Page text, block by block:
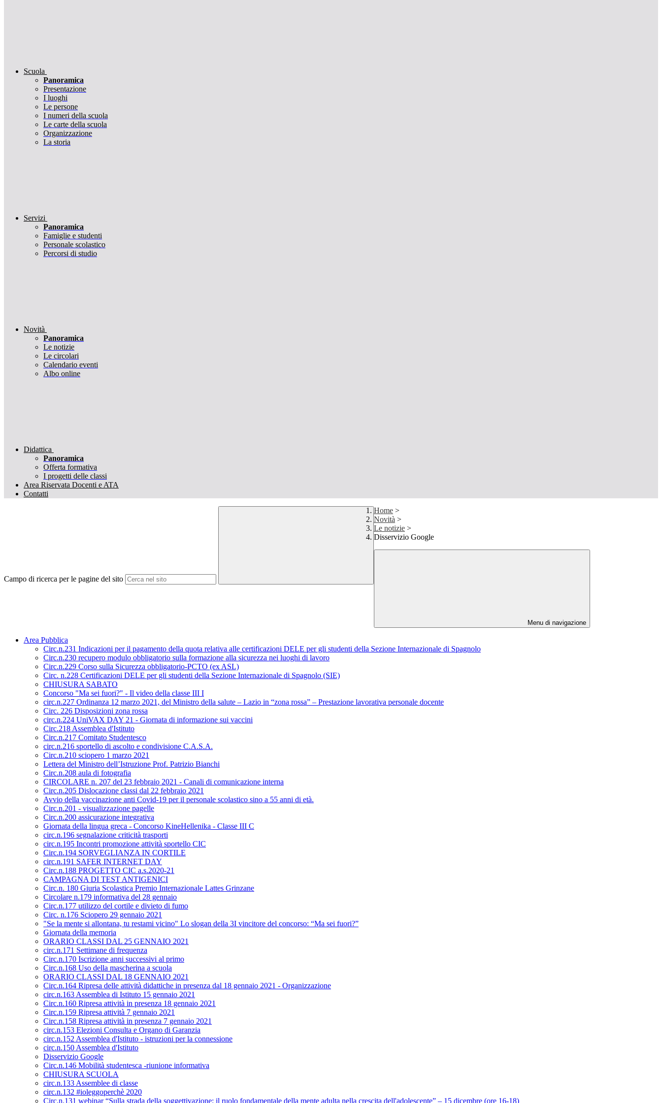
Scuola
Panoramica
Presentazione
I luoghi
Le persone
I numeri della scuola
Le carte della scuola
Organizzazione
La storia
Servizi
Panoramica
Famiglie e studenti
Personale scolastico
Percorsi di studio
Novità
Panoramica
Le notizie
Le circolari
Calendario eventi
Albo online
Didattica
Panoramica
Offerta formativa
I progetti delle classi
Area Riservata Docenti e ATA
Contatti
Campo di ricerca per le pagine del sito
Home >
Novità >
Le notizie >
Disservizio Google
Menu di navigazione
Area Pubblica
Circ.n.231 Indicazioni per il pagamento della quota relativa alle certificazioni DELE per gli studenti della Sezione Internazionale di Spagnolo
Circ.n.230 recupero modulo obbligatorio sulla formazione alla sicurezza nei luoghi di lavoro
Circ.n.229 Corso sulla Sicurezza obbligatorio-PCTO (ex ASL)
Circ. n.228 Certificazioni DELE per gli studenti della Sezione Internazionale di Spagnolo (SIE)
CHIUSURA SABATO
Concorso "Ma sei fuori?" - Il video della classe III I
circ.n.227 Ordinanza 12 marzo 2021, del Ministro della salute – Lazio in “zona rossa” – Prestazione lavorativa personale docente
Circ. 226 Disposizioni zona rossa
circ.n.224 UniVAX DAY 21 - Giornata di informazione sui vaccini
Circ.218 Assemblea d'Istituto
Circ.n.217 Comitato Studentesco
circ.n.216 sportello di ascolto e condivisione C.A.S.A.
Circ.n.210 sciopero 1 marzo 2021
Lettera del Ministro dell’Istruzione Prof. Patrizio Bianchi
Circ.n.208 aula di fotografia
CIRCOLARE n. 207 del 23 febbraio 2021 - Canali di comunicazione interna
Circ.n.205 Dislocazione classi dal 22 febbraio 2021
Avvio della vaccinazione anti Covid-19 per il personale scolastico sino a 55 anni di età.
Circ.n.201 - visualizzazione pagelle
Circ.n.200 assicurazione integrativa
Giornata della lingua greca - Concorso KineHellenika - Classe III C
circ.n.196 segnalazione criticità trasporti
circ.n.195 Incontri promozione attività sportello CIC
Circ.n.194 SORVEGLIANZA IN CORTILE
circ.n.191 SAFER INTERNET DAY
Circ.n.188 PROGETTO CIC a.s.2020-21
CAMPAGNA DI TEST ANTIGENICI
Circ.n. 180 Giuria Scolastica Premio Internazionale Lattes Grinzane
Circolare n.179 informativa del 28 gennaio
Circ.n.177 utilizzo del cortile e divieto di fumo
Circ. n.176 Sciopero 29 gennaio 2021
"Se la mente si allontana, tu restami vicino" Lo slogan della 3I vincitore del concorso: “Ma sei fuori?”
Giornata della memoria
ORARIO CLASSI DAL 25 GENNAIO 2021
circ.n.171 Settimane di frequenza
Circ.n.170 Iscrizione anni successivi al primo
Circ.n.168 Uso della mascherina a scuola
ORARIO CLASSI DAL 18 GENNAIO 2021
Circ.n.164 Ripresa delle attività didattiche in presenza dal 18 gennaio 2021 - Organizzazione
circ.n.163 Assemblea di Istituto 15 gennaio 2021
Circ.n.160 Ripresa attività in presenza 18 gennaio 2021
Circ.n.159 Ripresa attività 7 gennaio 2021
Circ.n.158 Ripresa attività in presenza 7 gennaio 2021
circ.n.153 Elezioni Consulta e Organo di Garanzia
circ.n.152 Assemblea d'Istituto - istruzioni per la connessione
circ.n.150 Assemblea d'Istituto
Disservizio Google
Circ.n.146 Mobilità studentesca -riunione informativa
CHIUSURA SCUOLA
circ.n.133 Assemblee di classe
circ.n.132 #ioleggoperchè 2020
Circ.n.131 webinar “Sulla strada della soggettivazione: il ruolo fondamentale della mente adulta nella crescita dell'adolescente” – 15 dicembre (ore 16-18)